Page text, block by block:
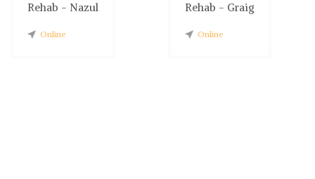
Rehab - Nazul
Online
Rehab - Graig
Online